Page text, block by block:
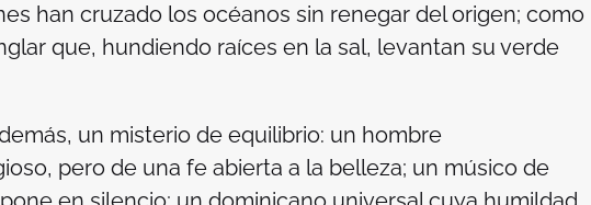
han cruzado los océanos sin renegar del origen; como
que, hundiendo raíces en la sal, levantan su verde
un misterio de equilibrio: un hombre
pero de una fe abierta a la belleza; un músico de